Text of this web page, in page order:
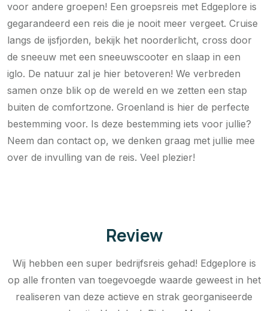
voor andere groepen! Een groepsreis met Edgeplore is
gegarandeerd een reis die je nooit meer vergeet. Cruise
langs de ijsfjorden, bekijk het noorderlicht, cross door
de sneeuw met een sneeuwscooter en slaap in een
iglo. De natuur zal je hier betoveren! We verbreden
samen onze blik op de wereld en we zetten een stap
buiten de comfortzone. Groenland is hier de perfecte
bestemming voor. Is deze bestemming iets voor jullie?
Neem dan contact op, we denken graag met jullie mee
over de invulling van de reis. Veel plezier!
Review
Wij hebben een super bedrijfsreis gehad! Edgeplore is
op alle fronten van toegevoegde waarde geweest in het
realiseren van deze actieve en strak georganiseerde